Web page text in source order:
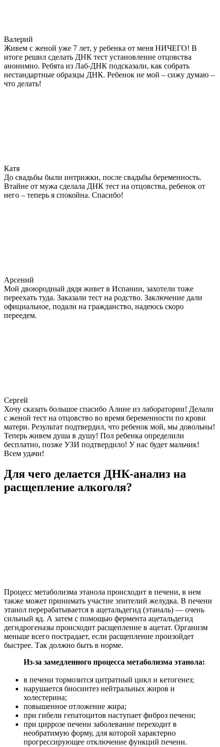
Валерий
Живем с женой уже 7 лет, у ребенка от меня НИЧЕГО! В
итоге решил сделать ДНК тест установление отцовства
анонимно. Ребята из Лаб-ДНК подсказали, как собрать
нестандартные образцы ДНК. Ребенок не мой – сижу думаю –
что делать!
Катя
До свадьбы были интрижки, после свадьбы беременность.
Втайне от мужа сделала ДНК тест на отцовства, ребенок от
него – теперь я спокойна. Спасибо!
Арсений
Мой двоюродный дядя живет в Испании, захотели тоже
переехать туда. Заказали тест на родство. Заключение дали
официальное, подали на гражданство, надеюсь скоро
переедем.
Сергей
Хочу сказать большое спасибо Алине из лаборатории! Делали
с женой тест на отцовство во время беременности по крови
матери. Результат подтвердил, что ребенок мой, мы довольны!
Теперь живем душа в душу! Пол ребенка определили
бесплатно, позже УЗИ подтвердило! У нас будет мальчик!
Всем удачи!
Для чего делается ДНК-анализ на
расщепление алкоголя?
Процесс метаболизма этанола происходит в печени, в нем
также может принимать участие эпителий желудка. В печени
этанол перерабатывается в ацетальдегид (этаналь) — очень
сильный яд. А затем с помощью фермента ацетальдегид
дегидрогеназы происходит расщепление в ацетат. Организм
меньше всего пострадает, если расщепление произойдет
быстрее. Так должно быть в норме.
Из-за замедленного процесса метаболизма этанола:
в печени тормозится цитратный цикл и кетогенез;
нарушается биосинтез нейтральных жиров и
холестерина;
повышенное отложение жира;
при гибели гепатоцитов наступает фиброз печени;
при циррозе печени заболевание переходит в
необратимую форму, для которой характерно
прогрессирующее отключение функций печени.